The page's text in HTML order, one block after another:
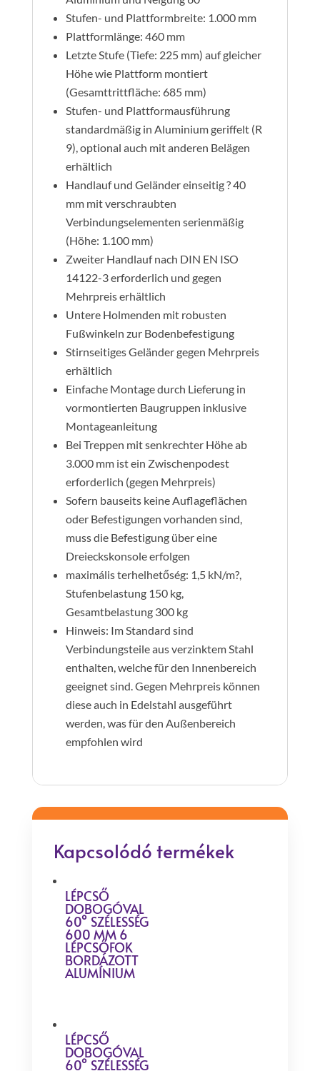
Stufen- und Plattformbreite: 1.000 mm
Plattformlänge: 460 mm
Letzte Stufe (Tiefe: 225 mm) auf gleicher
Höhe wie Plattform montiert
(Gesamttrittfläche: 685 mm)
Stufen- und Plattformausführung
standardmäßig in Aluminium geriffelt (R
9), optional auch mit anderen Belägen
erhältlich
Handlauf und Geländer einseitig ? 40
mm mit verschraubten
Verbindungselementen serienmäßig
(Höhe: 1.100 mm)
Zweiter Handlauf nach DIN EN ISO
14122-3 erforderlich und gegen
Mehrpreis erhältlich
Untere Holmenden mit robusten
Fußwinkeln zur Bodenbefestigung
Stirnseitiges Geländer gegen Mehrpreis
erhältlich
Einfache Montage durch Lieferung in
vormontierten Baugruppen inklusive
Montageanleitung
Bei Treppen mit senkrechter Höhe ab
3.000 mm ist ein Zwischenpodest
erforderlich (gegen Mehrpreis)
Sofern bauseits keine Auflageflächen
oder Befestigungen vorhanden sind,
muss die Befestigung über eine
Dreieckskonsole erfolgen
maximális terhelhetőség: 1,5 kN/m?,
Stufenbelastung 150 kg,
Gesamtbelastung 300 kg
Hinweis: Im Standard sind
Verbindungsteile aus verzinktem Stahl
enthalten, welche für den Innenbereich
geeignet sind. Gegen Mehrpreis können
diese auch in Edelstahl ausgeführt
werden, was für den Außenbereich
empfohlen wird
Kapcsolódó termékek
LÉPCSŐ
DOBOGÓVAL
60° SZÉLESSÉG
600 MM 6
LÉPCSŐFOK
BORDÁZOTT
ALUMÍNIUM
LÉPCSŐ
DOBOGÓVAL
60° SZÉLESSÉG